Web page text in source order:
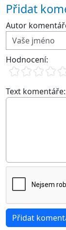
Přidat
Autor
Hodnocení:
Text komentáře: